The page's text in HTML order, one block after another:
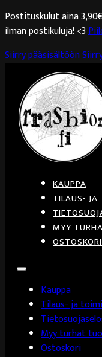
Postituskulut aina
ilman postikuluja! <3
Siirry pääsisältöön
KAUPPA
TILAUS- JA
MYY
OSTOSKORI
Kauppa
Tilaus- ja
Myy turhat
Ostoskori